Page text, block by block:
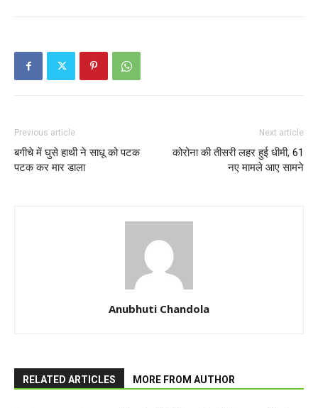
Previous article
बगीचे में घुसे हाथी ने साधू को पटक
पटक कर मार डाला
Next article
कोरोना की तीसरी लहर हुई धीमी, 61
नए मामले आए सामने
Anubhuti Chandola
RELATED ARTICLES MORE FROM AUTHOR